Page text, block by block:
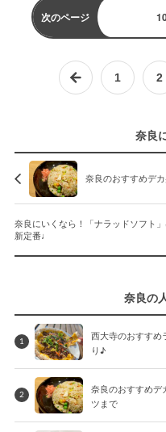
次のページ
1 2
奈良
奈良のおすすめデ
奈良にいくなら！「ナラッドソフト
新定番♩
奈良の
1
西大寺のおすすめ
り♪
2
奈良のおすすめデ
ツまで